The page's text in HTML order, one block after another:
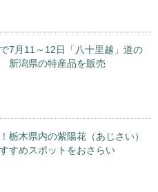
7月11～12日「八十里越」道の
新潟県の特産品を販売
栃木県内の紫陽花（あじさい）
すめスポットをおさらい